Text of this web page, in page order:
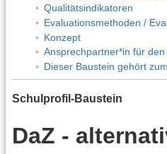
Qualitätsindikatoren
Evaluationsmethoden /
Konzept
Ansprechpartner*in für den
Dieser Baustein gehört
Schulprofil-Baustein
DaZ -